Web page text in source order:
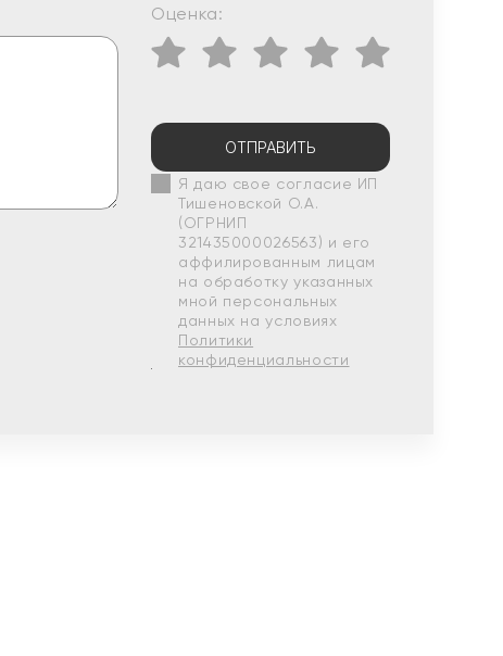
Оценка:
ОТПРАВИТЬ
Я даю свое согласие ИП
Тишеновской О.А.
(ОГРНИП
321435000026563) и его
аффилированным лицам
на обработку указанных
мной персональных
данных на условиях
Политики
конфиденциальности